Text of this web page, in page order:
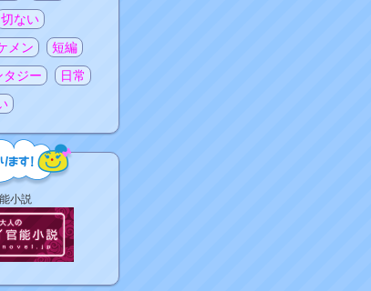
切ない
メン
短編
タジー
日常
小説